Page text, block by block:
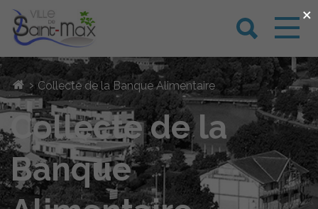
› Collecte de la Banque Alimentaire
Collecte de la
Banque
×